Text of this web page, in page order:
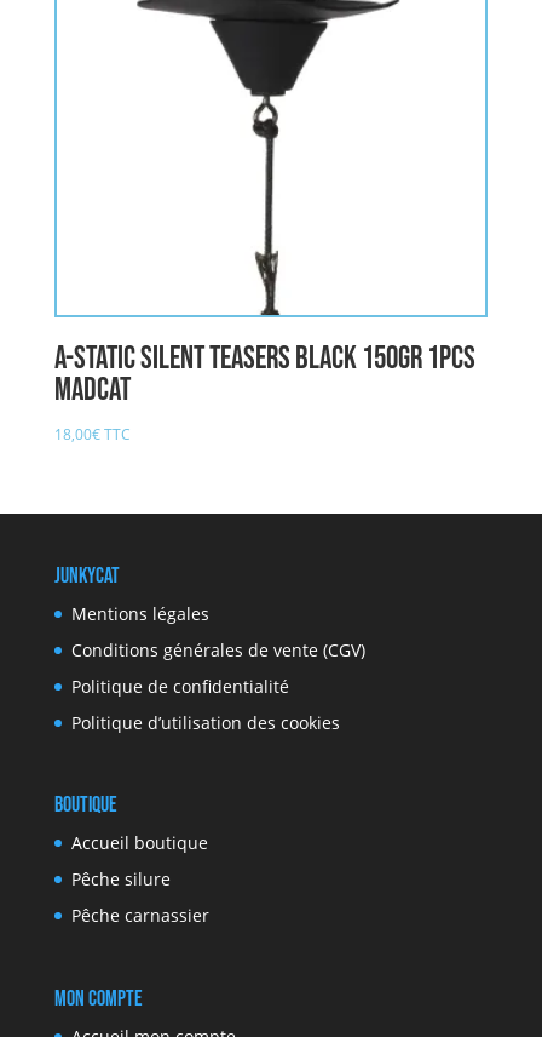
A-STATIC SILENT TEASERS BLACK 150gr 1pcs
MADCAT
18,00€TTC
JunkyCat
Mentions légales
Conditions générales de vente (CGV)
Politique de confidentialité
Politique d’utilisation des cookies
Boutique
Accueil boutique
Pêche silure
Pêche carnassier
Mon compte